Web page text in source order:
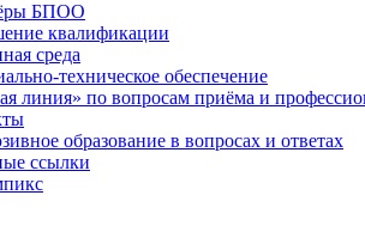
БПОО
квалификации
среда
техническое обеспечение
линия» по вопросам приёма и
образование в вопросах и ответах
ссылки